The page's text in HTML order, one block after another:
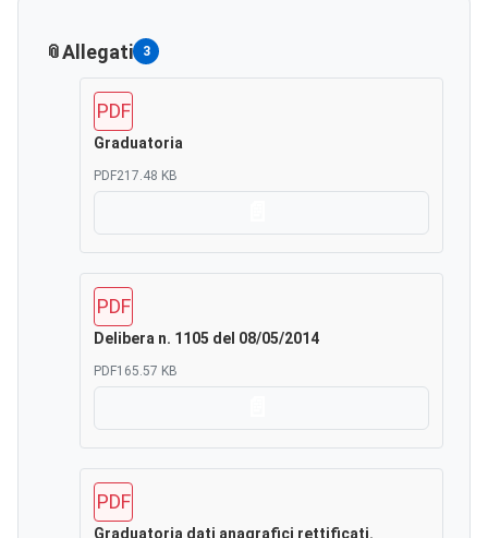
Allegati 3
PDF
Graduatoria
PDF217.48 KB
PDF
Delibera n. 1105 del 08/05/2014
PDF165.57 KB
PDF
Graduatoria dati anagrafici rettificati.